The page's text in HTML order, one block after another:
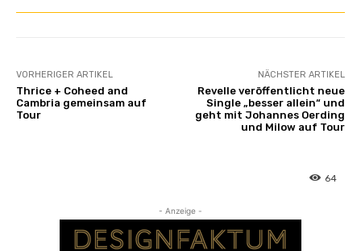
VORHERIGER ARTIKEL
Thrice + Coheed and
Cambria gemeinsam auf
Tour
NÄCHSTER ARTIKEL
Revelle veröffentlicht neue
Single „besser allein“ und
geht mit Johannes Oerding
und Milow auf Tour
64
- Anzeige -